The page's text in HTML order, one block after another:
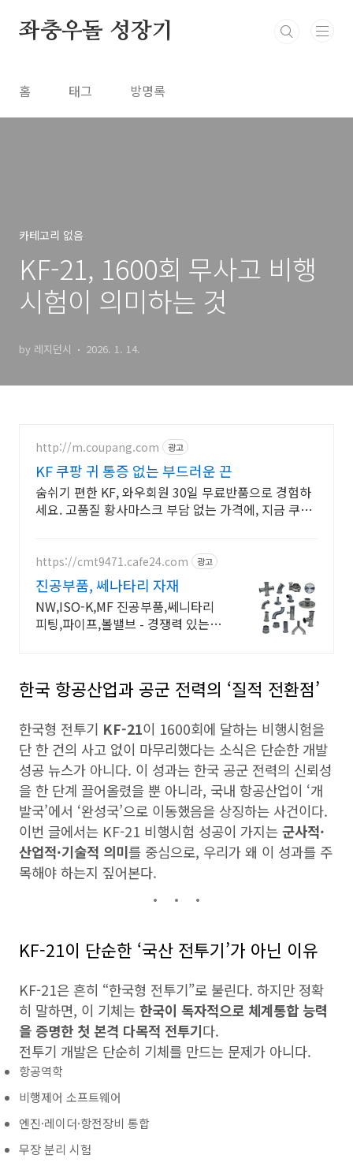
좌충우돌 성장기
홈 태그 방명록
카테고리 없음
KF-21, 1600회 무사고 비행
시험이 의미하는 것
by 레지던시 2026. 1. 14.
http://m.coupang.com 광고
KF 쿠팡 귀 통증 없는 부드러운 끈
숨쉬기 편한 KF, 와우회원 30일 무료반품으로 경험하
세요. 고품질 황사마스크 부담 없는 가격에, 지금 쿠팡
https://cmt9471.cafe24.com 광고
진공부품, 쎄나타리 자재
NW,ISO-K,MF 진공부품,쎄니타리
피팅,파이프,볼밸브 - 경쟁력 있는
한국 항공산업과 공군 전력의 ‘질적 전환점’
한국형 전투기 KF-21이 1600회에 달하는 비행시험을
단 한 건의 사고 없이 마무리했다는 소식은 단순한 개발
성공 뉴스가 아니다. 이 성과는 한국 공군 전력의 신뢰성
을 한 단계 끌어올렸을 뿐 아니라, 국내 항공산업이 ‘개
발국’에서 ‘완성국’으로 이동했음을 상징하는 사건이다.
이번 글에서는 KF-21 비행시험 성공이 가지는 군사적·
산업적·기술적 의미를 중심으로, 우리가 왜 이 성과를 주
목해야 하는지 짚어본다.
KF-21이 단순한 ‘국산 전투기’가 아닌 이유
KF-21은 흔히 “한국형 전투기”로 불린다. 하지만 정확
히 말하면, 이 기체는 한국이 독자적으로 체계통합 능력
을 증명한 첫 본격 다목적 전투기다.
전투기 개발은 단순히 기체를 만드는 문제가 아니다.
항공역학
비행제어 소프트웨어
엔진·레이더·항전장비 통합
무장 분리 시험